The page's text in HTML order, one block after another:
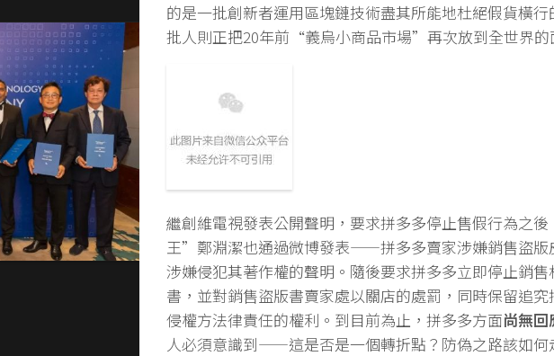
的是一批創新者運用區塊鏈技術盡其所能地杜絕假貨橫
批人則正把20年前“義烏小商品市場”再次放到全世界的
繼創維電視發表公開聲明，要求拼多多停止售假行為之
王”鄭淵潔也通過微博發表——拼多多賣家涉嫌銷售盜版
涉嫌侵犯其著作權的聲明。隨後要求拼多多立即停止銷售
書，並對銷售盜版書賣家處以關店的處罰，同時保留追究
侵權方法律責任的權利。到目前為止，拼多多方面尚無回
人必須意識到——這是否是一個轉折點？防偽之路該如何